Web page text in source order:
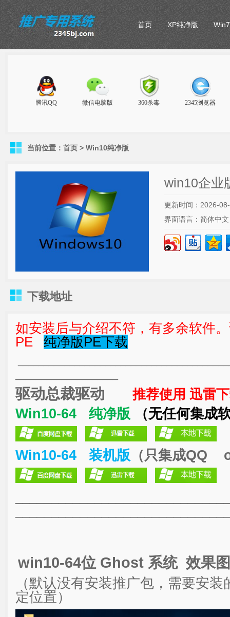
首页 XP纯净版
当前位置： 首页 > Win10纯净版
win10企业
更新时间：2026-
界面语言：简体中文
下载地址
如安装后与介绍不符，有多余软件
PE
纯净版PE下载
驱动总裁驱动 推荐使用 迅雷
Win10-64 纯净版 （无任何集成
Win10-64 装机版 （只集成QQ
win10-64位 Ghost 系统 效果图
（默认没有安装推广包，需要安
定位置）